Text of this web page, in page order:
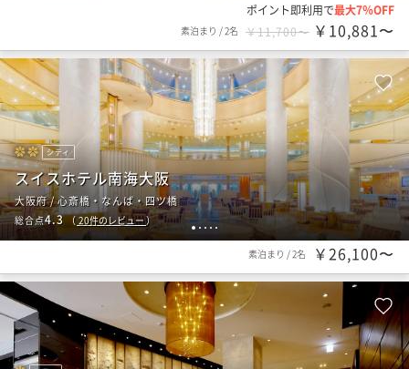
ポイント即利用で最大7％OFF
素泊まり /2名 ￥11,700〜 ￥10,881〜
1 2 3 4 5
シティ
スイスホテル南海大阪
大阪府 / 心斎橋・なんば・四ツ橋
総合点4.3（ 20件のレビュー）
素泊まり /2名 ￥26,100〜